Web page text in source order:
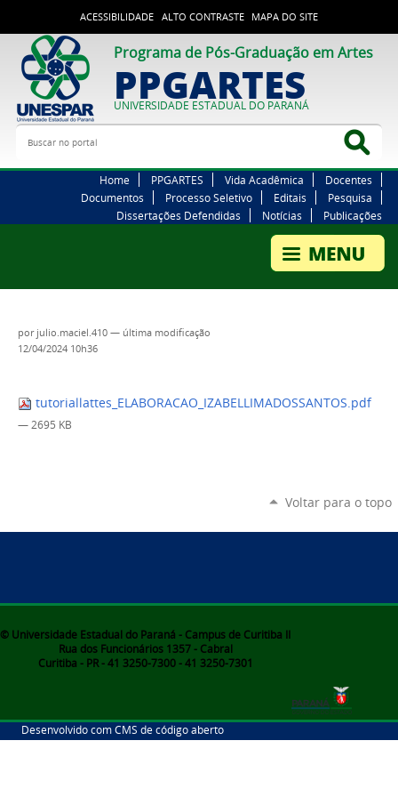
ACESSIBILIDADE ALTO CONTRASTE MAPA DO SITE
Programa de Pós-Graduação em Artes
PPGARTES
UNIVERSIDADE ESTADUAL DO PARANÁ
Buscar no portal
Home PPGARTES Vida Acadêmica
Docentes
Documentos
Processo Seletivo Editais
Pesquisa
Dissertações Defendidas
Notícias Publicações
por julio.maciel.410 — última modificação
12/04/2024 10h36
tutoriallattes_ELABORACAO_IZABELLIMADOSSANTOS.pdf
— 2695 KB
Voltar para o topo
© Universidade Estadual do Paraná - Campus de Curitiba II
Rua dos Funcionários 1357 - Cabral
Curitiba - PR - 41 3250-7300 - 41 3250-7301
Desenvolvido com CMS de código aberto